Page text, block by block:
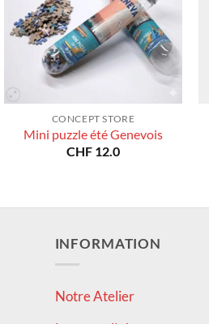
CONCEPT STORE
Mini puzzle été Genevois
CHF 12.0
INFORMATION
Notre Atelier